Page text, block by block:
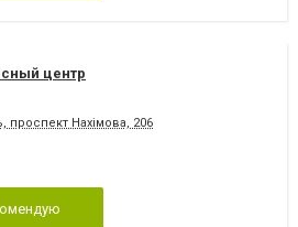
центр
проспект Нахімова, 206